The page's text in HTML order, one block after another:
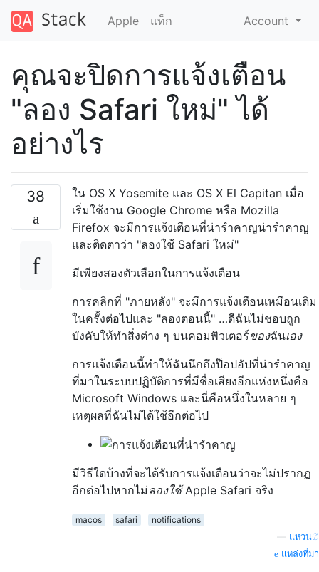
Apple แท็ก Account
คุณจะปิดการแจ้งเตือน
"ลอง Safari ใหม่" ได้
อย่างไร
38
ใน OS X Yosemite และ OS X El Capitan เมื่อ
เริ่มใช้งาน Google Chrome หรือ Mozilla
Firefox จะมีการแจ้งเตือนที่น่ารำคาญน่ารำคาญ
และติดตาว่า "ลองใช้ Safari ใหม่"
มีเพียงสองตัวเลือกในการแจ้งเตือน
การคลิกที่ "ภายหลัง" จะมีการแจ้งเตือนเหมือนเดิม
ในครั้งต่อไปและ "ลองตอนนี้" …ดีฉันไม่ชอบถูก
บังคับให้ทำสิ่งต่าง ๆ บนคอมพิวเตอร์ของฉันเอง
การแจ้งเตือนนี้ทำให้ฉันนึกถึงป๊อปอัปที่น่ารำคาญ
ที่มาในระบบปฏิบัติการที่มีชื่อเสียงอีกแห่งหนึ่งคือ
Microsoft Windows และนี่คือหนึ่งในหลาย ๆ
เหตุผลที่ฉันไม่ได้ใช้อีกต่อไป
มีวิธีใดบ้างที่จะได้รับการแจ้งเตือนว่าจะไม่ปรากฏ
อีกต่อไปหากไม่ลองใช้Apple Safari จริง
macos safari
notifications
แหวนØ
แหล่งที่มา